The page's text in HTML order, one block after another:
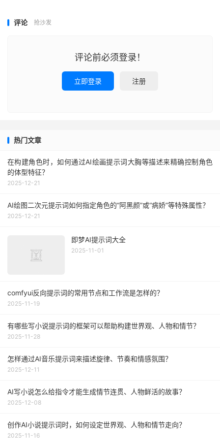
评论 抢沙发
评论前必须登录！
立即登录 注册
热门文章
在构建角色时，如何通过AI绘画提示词大胸等描述来精确控制角色
的体型特征？
2025-12-21
AI绘图二次元提示词如何指定角色的“阿黑颜”或“病娇”等特殊属性？
2025-12-21
即梦AI提示词大全
2025-11-01
comfyui反向提示词的常用节点和工作流是怎样的？
2025-11-19
有哪些写小说提示词的框架可以帮助构建世界观、人物和情节？
2025-11-28
怎样通过AI音乐提示词来描述旋律、节奏和情感氛围？
2025-12-11
AI写小说怎么给指令才能生成情节连贯、人物鲜活的故事？
2025-12-08
创作AI小说提示词时，如何设定世界观、人物和情节走向？
2025-11-16